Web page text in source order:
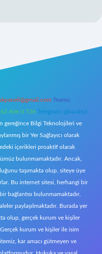
Teams:
606 0 726 Telegram: @karabul
gereğince Bilgi Teknolojileri ve
bir Yer Sağlayıcı olarak
içerikleri proaktif olarak
bulunmamaktadır. Ancak,
taşımakta olup, siteye üye
Bu internet sitesi, herhangi bir
bağlantısı bulunmamaktadır.
paylaşılmaktadır. Burada yer
olup, gerçek kurum ve kişiler
Gerçek kurum ve kişiler ile isim
kar amacı gütmeyen ve